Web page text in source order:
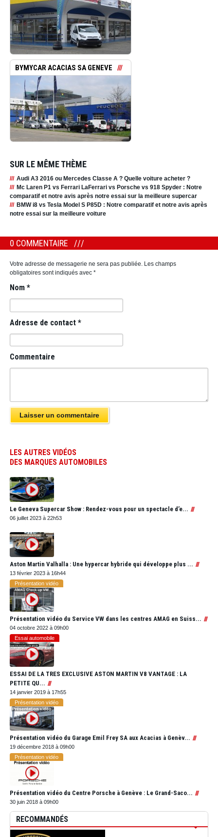
BYMYCAR ACACIAS SA GENEVE
SUR LE MÊME THÈME
Audi A3 2016 ou Mercedes Classe A ? Quelle voiture acheter ?
Mc Laren P1 vs Ferrari LaFerrari vs Porsche vs 918 Spyder : Notre
comparatif et notre avis après notre essai sur la meilleure supercar
BMW i8 vs Tesla Model S P85D : Notre comparatif et notre avis après
notre essai sur la meilleure voiture
0 COMMENTAIRE
Votre adresse de messagerie ne sera pas publiée. Les champs
obligatoires sont indiqués avec *
Nom *
Adresse de contact *
Commentaire
LES AUTRES VIDÉOS
DES MARQUES AUTOMOBILES
Le Geneva Supercar Show : Rendez-vous pour un spectacle d’e...
06 juillet 2023 à 22h53
Aston Martin Valhalla : Une hypercar hybride qui développe plus ...
13 février 2023 à 16h44
Présentation vidéo
Présentation vidéo du Service VW dans les centres AMAG en Suiss...
04 octobre 2022 à 09h00
Essai automobile
ESSAI DE LA TRES EXCLUSIVE ASTON MARTIN V8 VANTAGE : LA
PETITE QU...
14 janvier 2019 à 17h55
Présentation vidéo
Présentation vidéo du Garage Emil Frey SA aux Acacias à Genèv...
19 décembre 2018 à 09h00
Présentation vidéo
Présentation vidéo du Centre Porsche à Genève : Le Grand-Saco...
30 juin 2018 à 09h00
RECOMMANDÉS